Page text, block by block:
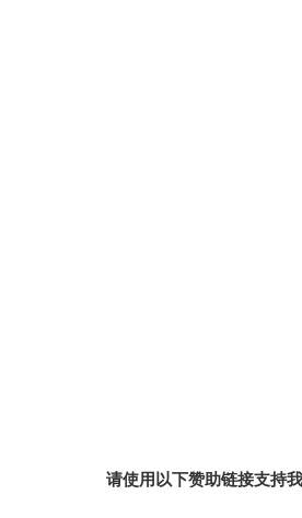
请使用以下赞助链接支持